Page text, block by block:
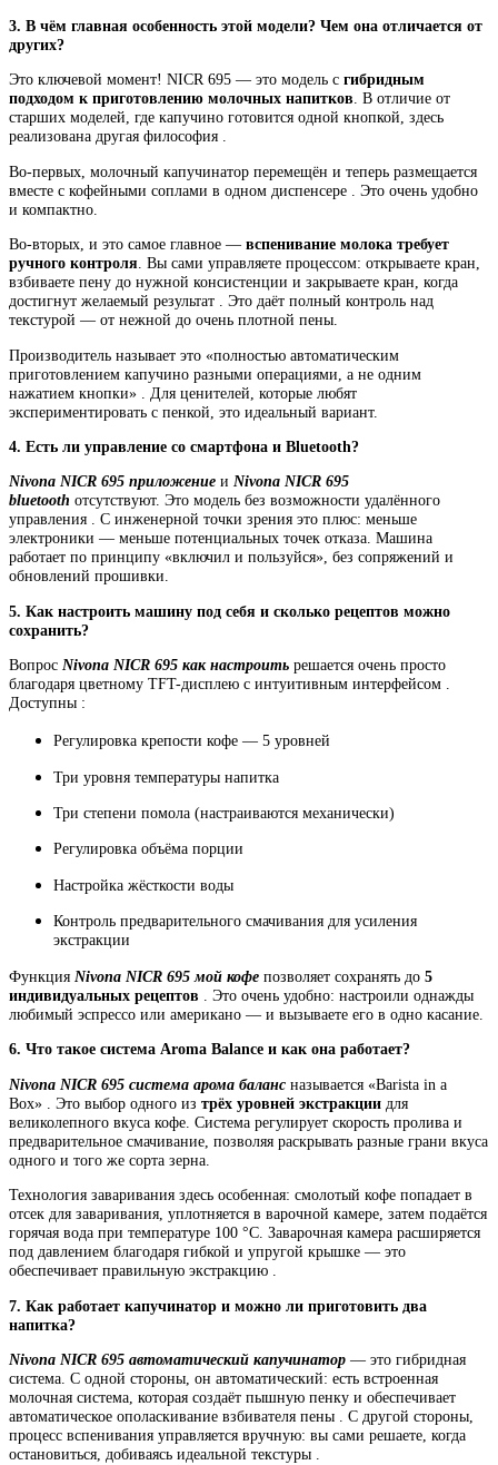
3. В чём главная особенность этой модели? Чем она отличается от
других?
Это ключевой момент! NICR 695 — это модель с гибридным
подходом к приготовлению молочных напитков. В отличие от
старших моделей, где капучино готовится одной кнопкой, здесь
реализована другая философия .
Во-первых, молочный капучинатор перемещён и теперь размещается
вместе с кофейными соплами в одном диспенсере . Это очень удобно
и компактно.
Во-вторых, и это самое главное — вспенивание молока требует
ручного контроля . Вы сами управляете процессом: открываете кран,
взбиваете пену до нужной консистенции и закрываете кран, когда
достигнут желаемый результат . Это даёт полный контроль над
текстурой — от нежной до очень плотной пены.
Производитель называет это «полностью автоматическим
приготовлением капучино разными операциями, а не одним
нажатием кнопки» . Для ценителей, которые любят
экспериментировать с пенкой, это идеальный вариант.
4. Есть ли управление со смартфона и Bluetooth?
Nivona NICR 695 приложение и Nivona NICR 695
bluetooth отсутствуют. Это модель без возможности удалённого
управления . С инженерной точки зрения это плюс: меньше
электроники — меньше потенциальных точек отказа. Машина
работает по принципу «включил и пользуйся», без сопряжений и
обновлений прошивки.
5. Как настроить машину под себя и сколько рецептов можно
сохранить?
Вопрос Nivona NICR 695 как настроить решается очень просто
благодаря цветному TFT-дисплею с интуитивным интерфейсом .
Доступны :
Регулировка крепости кофе — 5 уровней
Три уровня температуры напитка
Три степени помола (настраиваются механически)
Регулировка объёма порции
Настройка жёсткости воды
Контроль предварительного смачивания для усиления
экстракции
Функция Nivona NICR 695 мой кофе позволяет сохранять до 5
индивидуальных рецептов . Это очень удобно: настроили однажды
любимый эспрессо или американо — и вызываете его в одно касание.
6. Что такое система Aroma Balance и как она работает?
Nivona NICR 695 система арома баланс называется «Barista in a
Box» . Это выбор одного из трёх уровней экстракции для
великолепного вкуса кофе. Система регулирует скорость пролива и
предварительное смачивание, позволяя раскрывать разные грани вкуса
одного и того же сорта зерна.
Технология заваривания здесь особенная: смолотый кофе попадает в
отсек для заваривания, уплотняется в варочной камере, затем подаётся
горячая вода при температуре 100 °C. Заварочная камера расширяется
под давлением благодаря гибкой и упругой крышке — это
обеспечивает правильную экстракцию .
7. Как работает капучинатор и можно ли приготовить два
напитка?
Nivona NICR 695 автоматический капучинатор — это гибридная
система. С одной стороны, он автоматический: есть встроенная
молочная система, которая создаёт пышную пенку и обеспечивает
автоматическое ополаскивание взбивателя пены . С другой стороны,
процесс вспенивания управляется вручную: вы сами решаете, когда
остановиться, добиваясь идеальной текстуры .